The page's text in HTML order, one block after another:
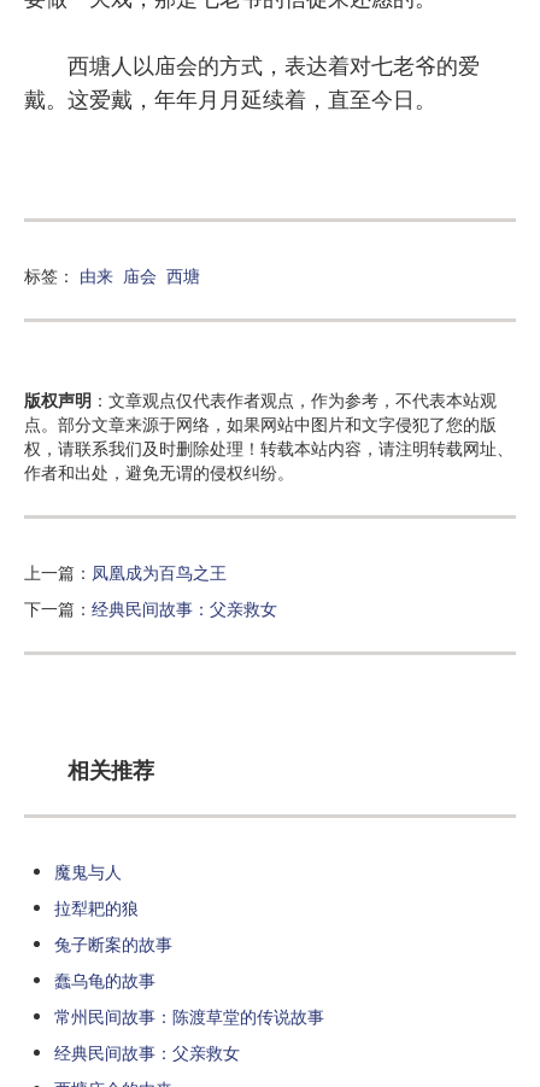
西塘人以庙会的方式，表达着对七老爷的爱
戴。这爱戴，年年月月延续着，直至今日。
标签： 由来 庙会 西塘
版权声明 ：文章观点仅代表作者观点，作为参考，不代表本站观
点。部分文章来源于网络，如果网站中图片和文字侵犯了您的版
权，请联系我们及时删除处理！转载本站内容，请注明转载网址、
作者和出处，避免无谓的侵权纠纷。
上一篇： 凤凰成为百鸟之王
下一篇： 经典民间故事：父亲救女
相关推荐
魔鬼与人
拉犁耙的狼
兔子断案的故事
蠢乌龟的故事
常州民间故事：陈渡草堂的传说故事
经典民间故事：父亲救女